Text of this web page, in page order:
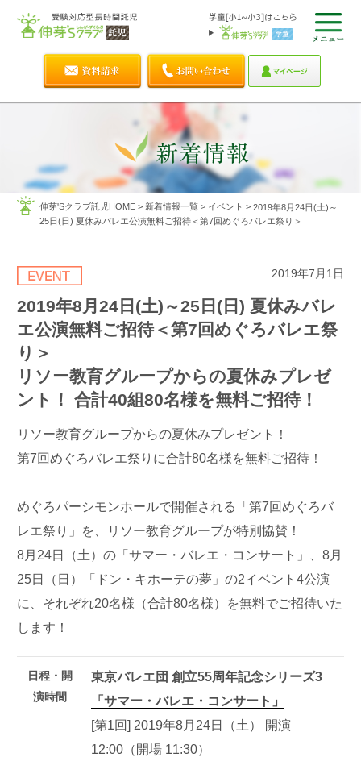
伸芽'Sクラブ託児HOME> 新着情報一覧> イベント > 2019年8月24日(土)～
25日(日) 夏休みバレエ公演無料ご招待＜第7回めぐろバレエ祭り＞
2019年7月1日
2019年8月24日(土)～25日(日) 夏休みバレ
エ公演無料ご招待＜第7回めぐろバレエ祭
り＞
リソー教育グループからの夏休みプレゼ
ント！ 合計40組80名様を無料ご招待！
リソー教育グループからの夏休みプレゼント！
第7回めぐろバレエ祭りに合計80名様を無料ご招待！
めぐろパーシモンホールで開催される「第7回めぐろバ
レエ祭り」を、リソー教育グループが特別協賛！
8月24日（土）の「サマー・バレエ・コンサート」、8月
25日（日）「ドン・キホーテの夢」の2イベント4公演
に、それぞれ20名様（合計80名様）を無料でご招待いた
します！
日程・開
演時間
東京バレエ団 創立55周年記念シリーズ3
「サマー・バレエ・コンサート」
[第1回] 2019年8月24日（土） 開演
12:00（開場 11:30）